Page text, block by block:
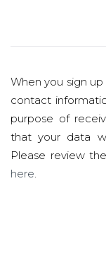
When you sign
contact
purpose of
that your data
Please review
here.